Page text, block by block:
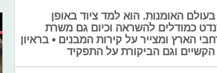
בן משה (18) התאהב בעולם האומנות. הוא למד ציוד באופן
כמודלים להשראה וכיום גם משרת
הארץ ומצייר על קירות המבנים • בראיון
וגם הביקורת על התפקיד